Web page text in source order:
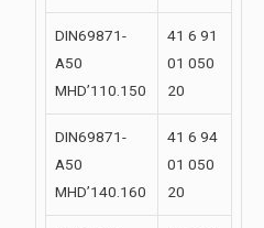
DIN69871-
A50
MHD’110.150
41 6 91
01 050
20
DIN69871-
A50
MHD’140.160
41 6 94
01 050
20